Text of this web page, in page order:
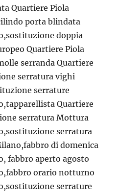
Quartiere Piola
porta blindata
doppia
Quartiere Piola
serranda Quartiere
serratura vighi
serrature
Quartiere
serratura Mottura
serratura
di domenica
fabbro aperto agosto
orario notturno
serrature